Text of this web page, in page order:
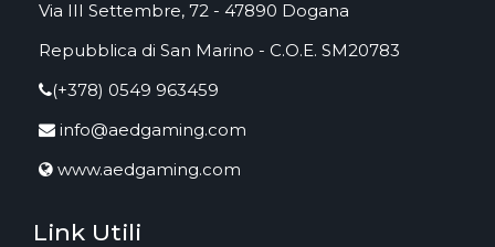
Via III Settembre, 72 - 47890 Dogana
Repubblica di San Marino - C.O.E. SM20783
(+378) 0549 963459
info@aedgaming.com
www.aedgaming.com
Link Utili